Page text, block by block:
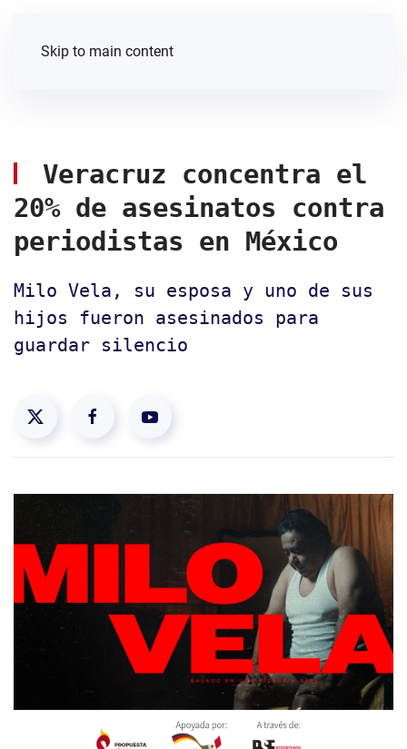
Skip to main content
Veracruz concentra el
20% de asesinatos contra
periodistas en México
Milo Vela, su esposa y uno de sus
hijos fueron asesinados para
guardar silencio